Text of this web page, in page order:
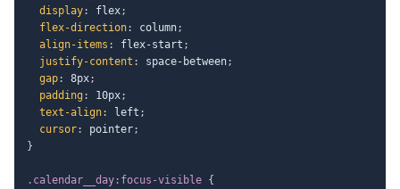
display: flex;
flex-direction: column;
align-items : flex-start ;
justify-content : space-between;
gap: 8px;
padding: 10px;
text-align: left ;
cursor: pointer;
}
.calendar__day:focus-visible {